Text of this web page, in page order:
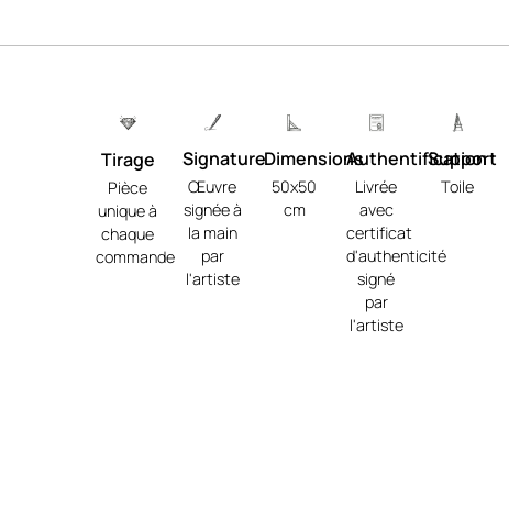
Tirage
Pièce
unique à
chaque
commande
Signature
Œuvre
signée à
la main
par
l'artiste
Dimensions
50x50
cm
Authentification
Livrée
avec
certificat
d'authenticité
signé
par
l'artiste
Support
Toile